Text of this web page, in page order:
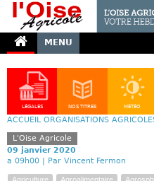
MENU
LÉGALES NOS TITRES MÉTÉO
ACCUEIL ORGANISATIONS
L'Oise Agricole
09 janvier 2020
a 09h00 | Par Vincent Fermon